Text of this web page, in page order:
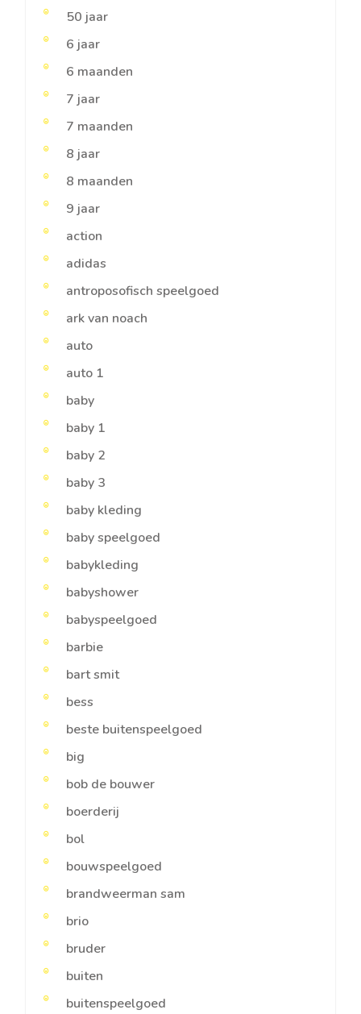
50 jaar
6 jaar
6 maanden
7 jaar
7 maanden
8 jaar
8 maanden
9 jaar
action
adidas
antroposofisch speelgoed
ark van noach
auto
auto 1
baby
baby 1
baby 2
baby 3
baby kleding
baby speelgoed
babykleding
babyshower
babyspeelgoed
barbie
bart smit
bess
beste buitenspeelgoed
big
bob de bouwer
boerderij
bol
bouwspeelgoed
brandweerman sam
brio
bruder
buiten
buitenspeelgoed